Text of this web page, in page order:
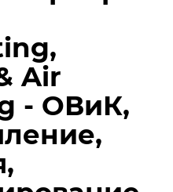
Air
- ОВиК,